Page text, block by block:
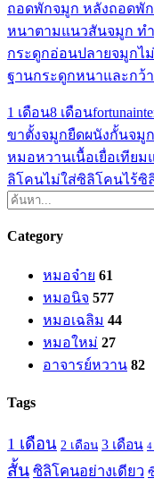
ถอดพัก​จมูก​ หลังถอดพั
หนาตามแนวสันจมูก ท
กระดูก​อ่อนปลายจมู​ก​ไ
ฐานกระดูก​หนาและกว้
1 เดือน8 เดือนfortuna
ขาตั้งจมูกยืดผนังกั้นจมูก
หมอหวานเนื้อเยื่อเทียม
ลิโคนไม่ใส่ซิลิโคนไร้ซิ
Category
หมอจ๋าย 61
หมอนิจ 577
หมอเฉลิม 44
หมอใหม่ 27
อาจารย์หวาน 82
Tags
1 เดือน 2 เดือน 3 เดือน 4
สั้น ซิลิโคนอย่างเดียว